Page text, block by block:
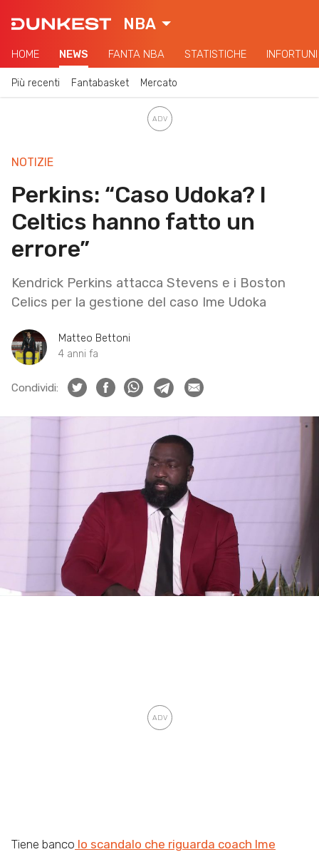
NBA
HOME NEWS FANTA NBA STATISTICHE INFORTUNI
Più recenti Fantabasket Mercato
NOTIZIE
Perkins: “Caso Udoka? I
Celtics hanno fatto un
errore”
Kendrick Perkins attacca Stevens e i Boston
Celics per la gestione del caso Ime Udoka
Matteo Bettoni
4 anni fa
Condividi:
Tiene banco lo scandalo che riguarda coach Ime